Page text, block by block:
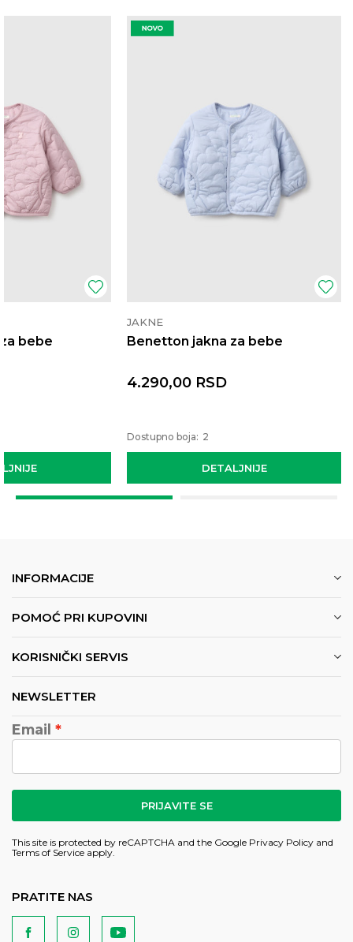
bebe
JAKNE
Benetton jakna za bebe
DETALJNIJE
4.290,00 RSD
Dostupno boja: 2
INFORMACIJE
POMOĆ PRI KUPOVINI
KORISNIČKI SERVIS
NEWSLETTER
Email
PRIJAVITE SE
This site is protected by reCAPTCHA and the Google Privacy Policy and
Terms of Service apply.
PRATITE NAS